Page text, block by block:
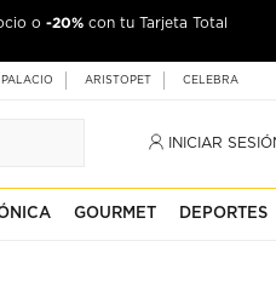
o -20% con tu Tarjeta Total
ARISTOPET CELEBRA
INICIAR
GOURMET DEPORTES